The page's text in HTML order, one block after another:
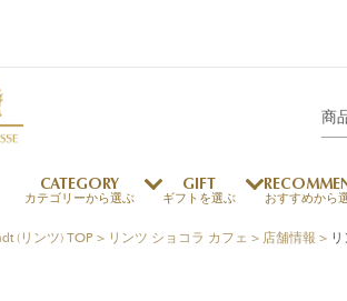
CATEGORY
カテゴリーから選ぶ
GIFT
ギフトを選ぶ おすすめから
(リンツ) TOP > リンツ ショコラ カフェ > 店舗情報 >